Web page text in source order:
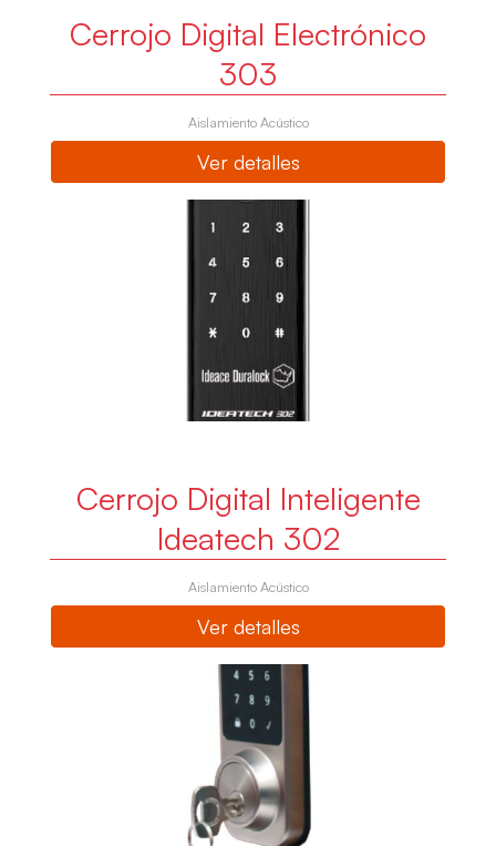
Cerrojo Digital Electrónico
303
Aislamiento Acústico
Ver detalles
Cerrojo Digital Inteligente
Ideatech 302
Aislamiento Acústico
Ver detalles